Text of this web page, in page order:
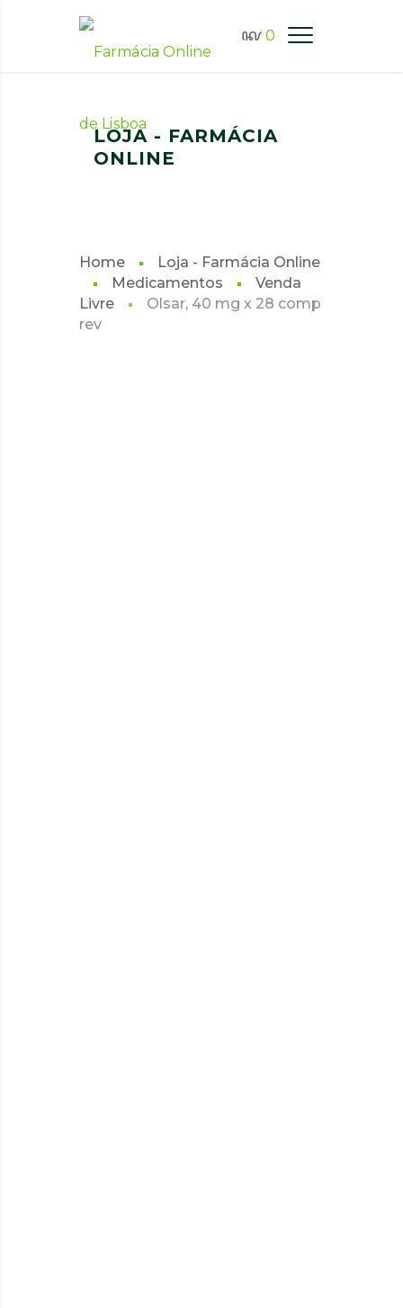
0
FARMÁCIA ONLINE LISBOA
LOJA - FARMÁCIA
ONLINE
Home
Loja - Farmácia Online
Medicamentos
Venda
Livre
Olsar, 40 mg x 28 comp
rev